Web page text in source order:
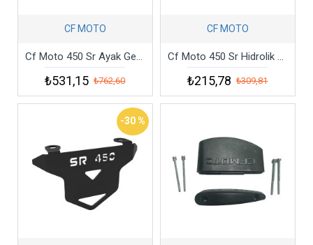
CF MOTO
Cf Moto 450 Sr Ayak Genişletme
₺531,15 ₺762,60
CF MOTO
Cf Moto 450 Sr Hidrolik Koruma
₺215,78 ₺309,81
-30 %